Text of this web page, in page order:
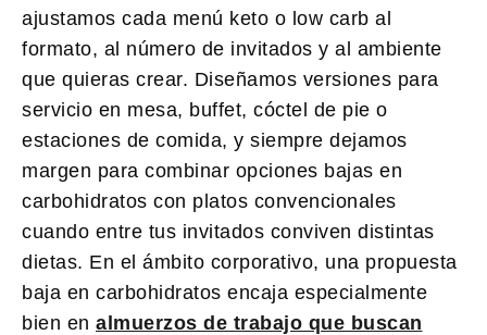
ajustamos cada menú keto o low carb al
formato, al número de invitados y al ambiente
que quieras crear. Diseñamos versiones para
servicio en mesa, buffet, cóctel de pie o
estaciones de comida, y siempre dejamos
margen para combinar opciones bajas en
carbohidratos con platos convencionales
cuando entre tus invitados conviven distintas
dietas. En el ámbito corporativo, una propuesta
baja en carbohidratos encaja especialmente
bien en almuerzos de trabajo que buscan